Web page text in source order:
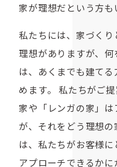
家が理想だという方も
私たちには、家づく
理想がありますが、
は、あくまでも建て
めます。 私たちがご
家や「レンガの家」
が、それをどう理想
は、私たちがお客様
アプローチできるか